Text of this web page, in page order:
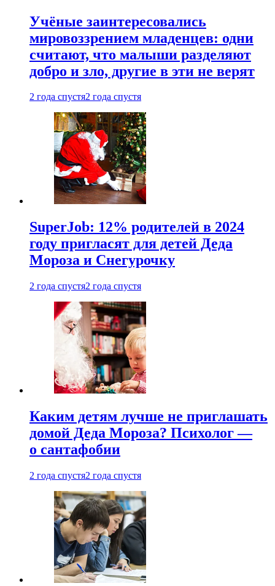
Учёные заинтересовались
мировоззрением младенцев: одни
считают, что малыши разделяют
добро и зло, другие в эти не верят
2 года спустя2 года спустя
SuperJob: 12% родителей в 2024
году пригласят для детей Деда
Мороза и Снегурочку
2 года спустя2 года спустя
Каким детям лучше не приглашать
домой Деда Мороза? Психолог —
о сантафобии
2 года спустя2 года спустя